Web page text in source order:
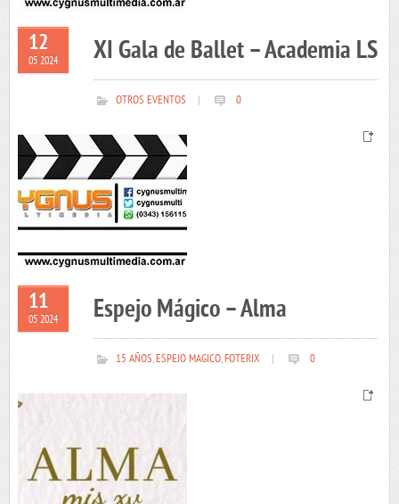
12
05 2024 XI Gala de Ballet – Academia LS
OTROS EVENTOS 0
11
05 2024 Espejo Mágico – Alma
15 AÑOS,ESPEJO MAGICO,FOTERIX 0